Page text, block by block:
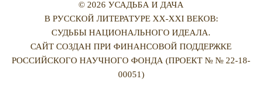
© 2026 УСАДЬБА И ДАЧА
В РУССКОЙ ЛИТЕРАТУРЕ XX-XXI ВЕКОВ:
СУДЬБЫ НАЦИОНАЛЬНОГО ИДЕАЛА.
САЙТ СОЗДАН ПРИ ФИНАНСОВОЙ ПОДДЕРЖКЕ
РОССИЙСКОГО НАУЧНОГО ФОНДА (ПРОЕКТ № № 22-18-
00051)